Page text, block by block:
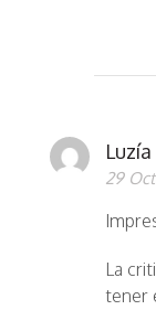
Luzía
29
La
tener